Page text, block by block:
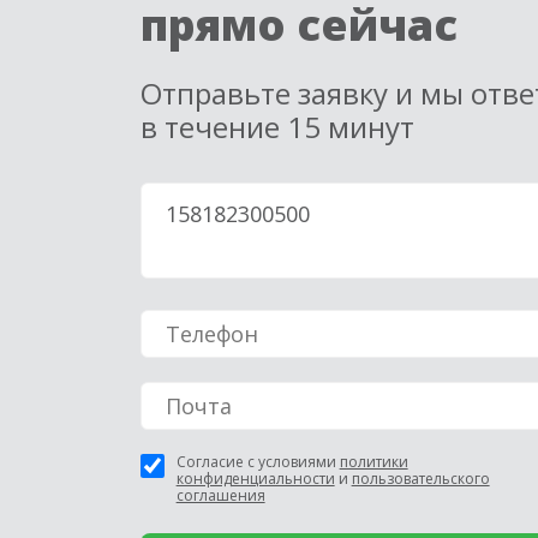
прямо сейчас
Отправьте заявку и мы
в течение 15 минут
Согласие с условиями политики
конфиденциальности и пользовательского
соглашения